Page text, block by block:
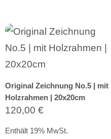
Original Zeichnung No.5 | mit
Holzrahmen | 20x20cm
120,00 €
Enthält 19% MwSt.